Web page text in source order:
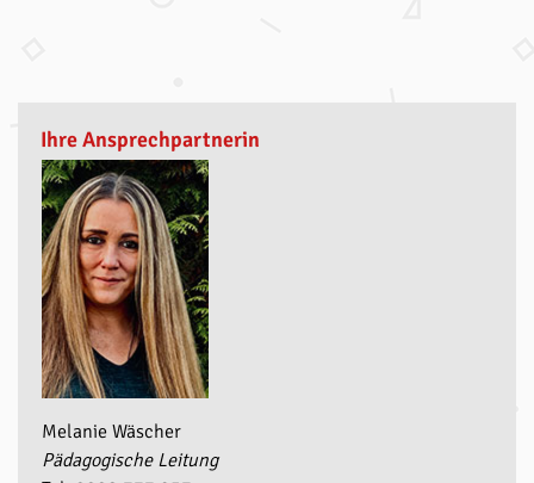
Ihre Ansprechpartnerin
Melanie Wäscher
Pädagogische Leitung